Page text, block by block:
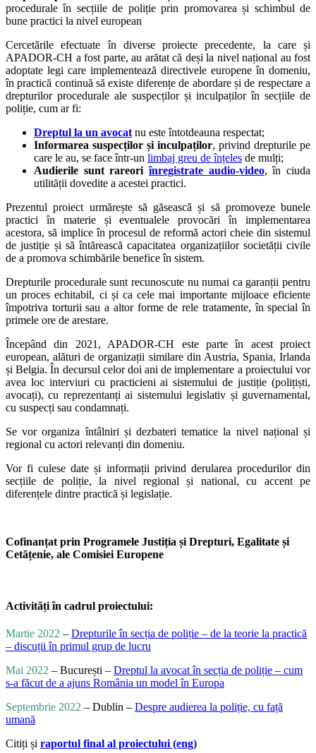
procedurale în secțiile de poliție prin promovarea și schimbul de
bune practici la nivel european
Cercetările efectuate în diverse proiecte precedente, la care și
APADOR-CH a fost parte, au arătat că deși la nivel național au fost
adoptate legi care implementează directivele europene în domeniu,
în practică continuă să existe diferențe de abordare și de respectare a
drepturilor procedurale ale suspecților și inculpaților în secțiile de
poliție, cum ar fi:
Dreptul la un avocat nu este întotdeauna respectat;
Informarea suspecților și inculpaților, privind drepturile pe
care le au, se face într-un limbaj greu de înțeles de mulți;
Audierile sunt rareoriînregistrate audio-video, în ciuda
utilității dovedite a acestei practici.
Prezentul proiect urmărește să găsească și să promoveze bunele
practici în materie și eventualele provocări în implementarea
acestora, să implice în procesul de reformă actori cheie din sistemul
de justiție și să întărească capacitatea organizațiilor societății civile
de a promova schimbările benefice în sistem.
Drepturile procedurale sunt recunoscute nu numai ca garanții pentru
un proces echitabil, ci și ca cele mai importante mijloace eficiente
împotriva torturii sau a altor forme de rele tratamente, în special în
primele ore de arestare.
Începând din 2021, APADOR-CH este parte în acest proiect
european, alături de organizații similare din Austria, Spania, Irlanda
și Belgia. În decursul celor doi ani de implementare a proiectului vor
avea loc interviuri cu practicieni ai sistemului de justiție (polițiști,
avocați), cu reprezentanți ai sistemului legislativ și guvernamental,
cu suspecți sau condamnați.
Se vor organiza întâlniri și dezbateri tematice la nivel național și
regional cu actori relevanți din domeniu.
Vor fi culese date și informații privind derularea procedurilor din
secțiile de poliție, la nivel regional și national, cu accent pe
diferențele dintre practică și legislație.
Cofinanțat prin Programele Justiția și Drepturi, Egalitate și
Cetățenie, ale Comisiei Europene
Activități în cadrul proiectului:
Martie 2022 – Drepturile în secția de poliție – de la teorie la practică
– discuții în primul grup de lucru
Mai 2022 – București – Dreptul la avocat în secția de poliție – cum
s-a făcut de a ajuns România un model în Europa
Septembrie 2022 – Dublin – Despre audierea la poliție, cu față
umană
Citiți și raportul final al proiectului (eng)